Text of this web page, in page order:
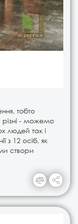
тобто
- можемо
людей так і
з 12 осіб, як
створи
керівника.